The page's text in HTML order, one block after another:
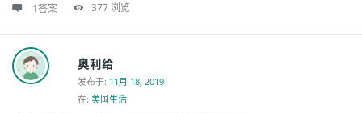
1答案 377浏览
奥利给
发布于: 11月 18, 2019
在: 美国生活